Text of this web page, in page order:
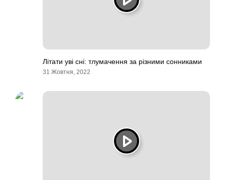
Літати уві сні: тлумачення за різними сонниками
31 Жовтня, 2022